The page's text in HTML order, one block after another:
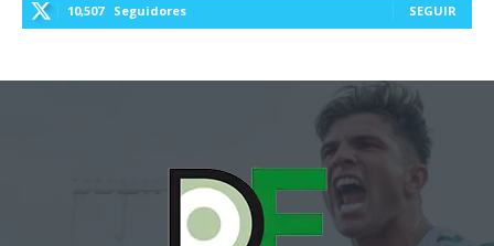
10,507 Seguidores SEGUIR